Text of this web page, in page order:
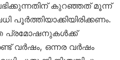
കുറഞ്ഞത് മൂന്ന്
പ്രമോഷനുകൾക്ക്
വർഷം, ഒന്നര വർഷം